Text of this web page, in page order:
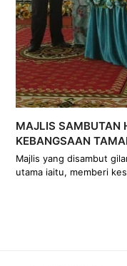
MAJLIS SAMBUTAN
KEBANGSAAN
Majlis yang disambut
utama iaitu, memberi